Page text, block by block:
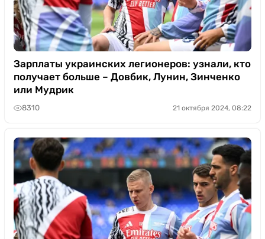
Зарплаты украинских легионеров: узнали, кто
получает больше – Довбик, Лунин, Зинченко
или Мудрик
8310 21 октября 2024, 08:22